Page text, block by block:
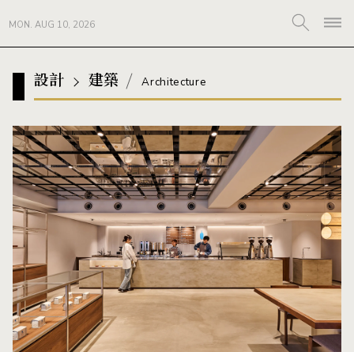
MON. AUG 10, 2026
設計 建築 Architecture